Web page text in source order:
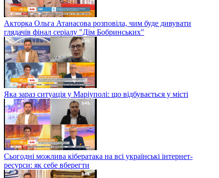
Акторка Ольга Атанасова розповіла, чим буде дивувати
глядачів фінал серіалу "Дім Бобринських"
Яка зараз ситуація у Маріуполі: що відбувається у місті
Сьогодні можлива кібератака на всі українські інтернет-
ресурси: як себе вберегти